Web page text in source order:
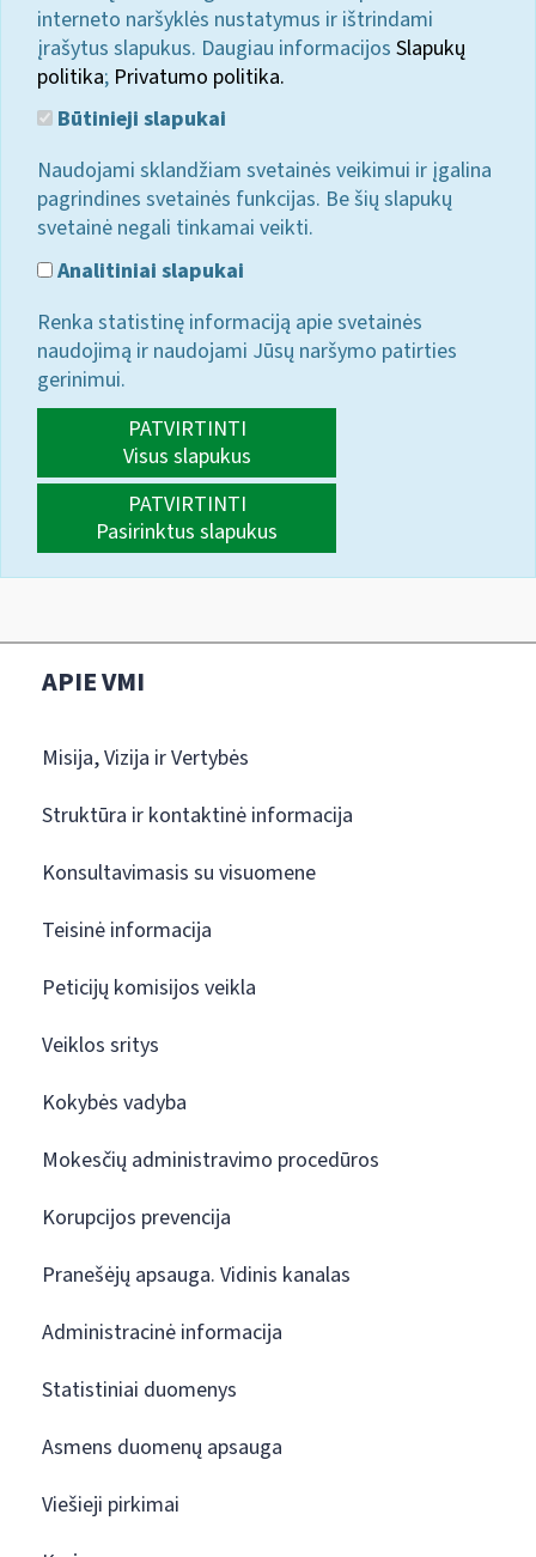
interneto naršyklės nustatymus ir ištrindami
įrašytus slapukus. Daugiau informacijos Slapukų
politika; Privatumo politika.
Būtinieji slapukai
Naudojami sklandžiam svetainės veikimui ir įgalina
pagrindines svetainės funkcijas. Be šių slapukų
svetainė negali tinkamai veikti.
Analitiniai slapukai
Renka statistinę informaciją apie svetainės
naudojimą ir naudojami Jūsų naršymo patirties
gerinimui.
PATVIRTINTI
Visus slapukus
PATVIRTINTI
Pasirinktus slapukus
APIE VMI
Misija, Vizija ir Vertybės
Struktūra ir kontaktinė informacija
Konsultavimasis su visuomene
Teisinė informacija
Peticijų komisijos veikla
Veiklos sritys
Kokybės vadyba
Mokesčių administravimo procedūros
Korupcijos prevencija
Pranešėjų apsauga. Vidinis kanalas
Administracinė informacija
Statistiniai duomenys
Asmens duomenų apsauga
Viešieji pirkimai